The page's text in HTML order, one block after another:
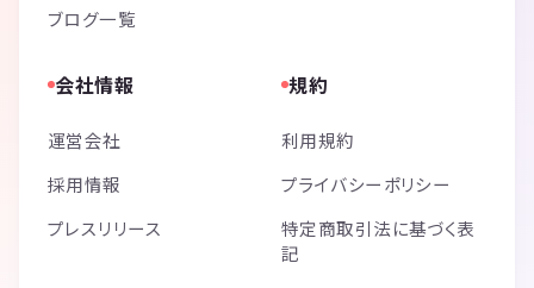
ブログ一覧
会社情報
運営会社
採用情報
プレスリリース
規約
利用規約
プライバシーポリシー
特定商取引法に基づく表
記